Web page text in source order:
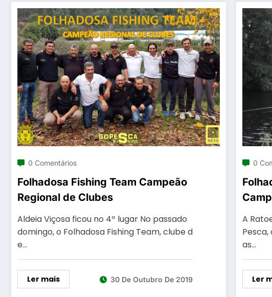
0 Comentários
Folhadosa Fishing Team Campeão
Regional de Clubes
Aldeia Viçosa ficou no 4º lugar No passado
domingo, o Folhadosa Fishing Team, clube d
e…
Ler mais 30 De Outubro De 2019
0
A
as…
Ler